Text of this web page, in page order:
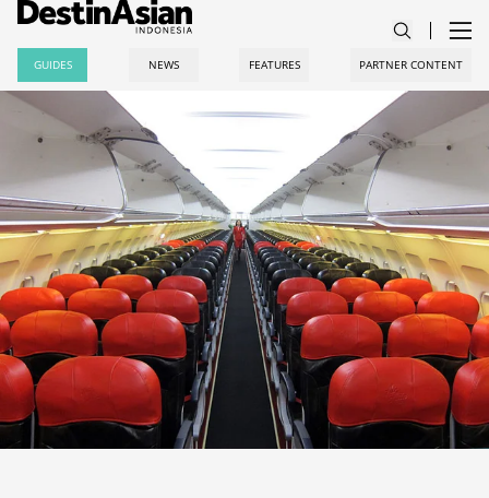
GUIDES NEWS FEATURES PARTNER CONTENT